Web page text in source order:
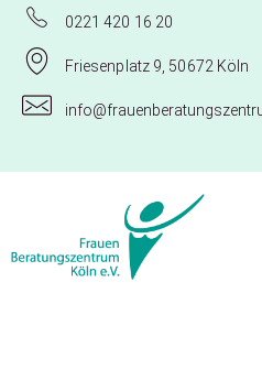
0221 420 16 20
Friesenplatz 9, 50672 Köln